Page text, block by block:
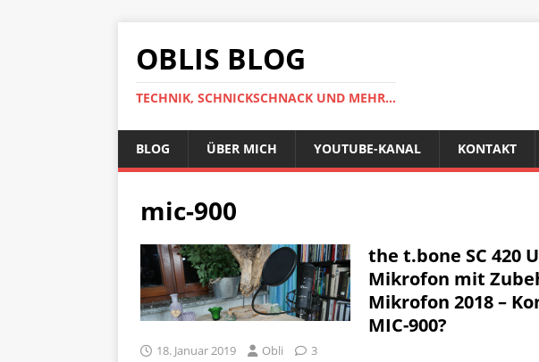
OBLIS BLOG
TECHNIK, SCHNICKSCHNACK UND MEHR...
BLOG ÜBER MICH YOUTUBE-KANAL KONTAKT
mic-900
the t.bone SC 420
Mikrofon mit
Mikrofon 2018 –
MIC-900?
18. Januar 2019 Obli 3